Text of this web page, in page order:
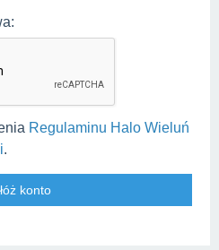
Regulaminu Halo Wieluń
.